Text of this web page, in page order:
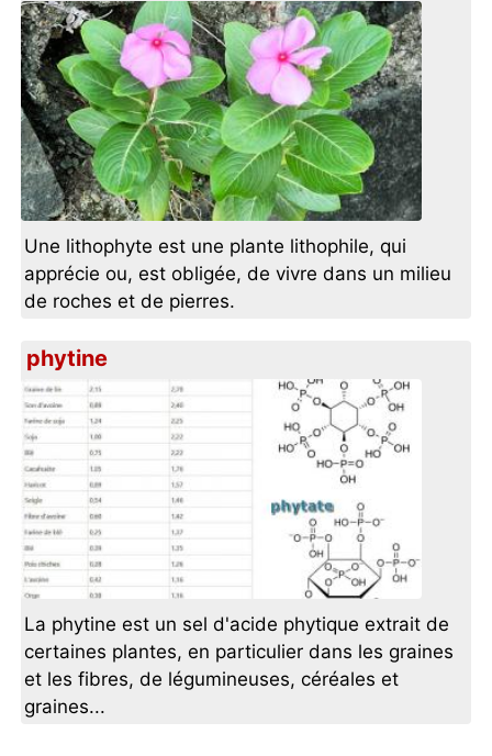
Une lithophyte est une plante lithophile, qui
apprécie ou, est obligée, de vivre dans un milieu
de roches et de pierres.
phytine
La phytine est un sel d'acide phytique extrait de
certaines plantes, en particulier dans les graines
et les fibres, de légumineuses, céréales et
graines...